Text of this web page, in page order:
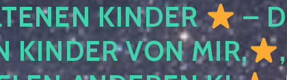
KINDER
–
KINDER VON MIR,